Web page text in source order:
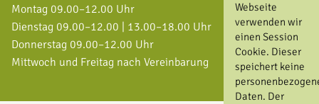
Webseite
verwenden wir
einen Session
Cookie. Dieser
speichert keine
Daten. Der
Montag 09.00–12.00 Uhr
Dienstag 09.00–12.00 | 13.00–18.00 Uhr
Donnerstag 09.00–12.00 Uhr
Mittwoch und Freitag nach Vereinbarung